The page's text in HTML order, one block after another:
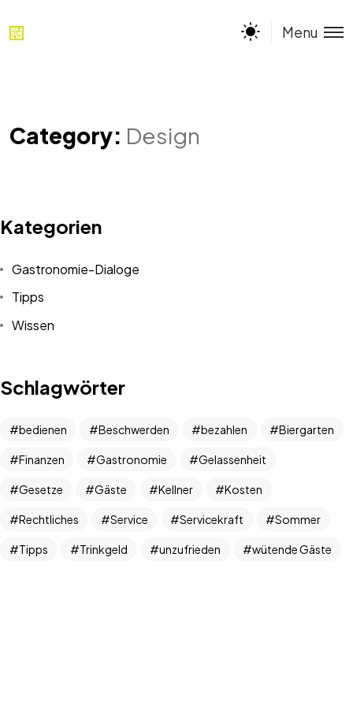
Menu
Category: Design
Kategorien
Gastronomie-Dialoge
Tipps
Wissen
Schlagwörter
bedienen Beschwerden bezahlen Biergarten
Finanzen Gastronomie Gelassenheit
Gesetze Gäste Kellner Kosten
Rechtliches Service Servicekraft Sommer
Tipps Trinkgeld unzufrieden wütende Gäste